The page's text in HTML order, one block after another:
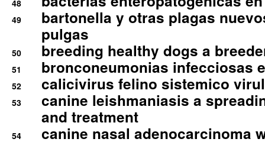
48
49
bartonella y otras plagas
pulgas
50 breeding healthy dogs a
51 bronconeumonias infecciosas
52 calicivirus felino sistemico
53
canine leishmaniasis a
and treatment
54
canine nasal adenocarcinoma